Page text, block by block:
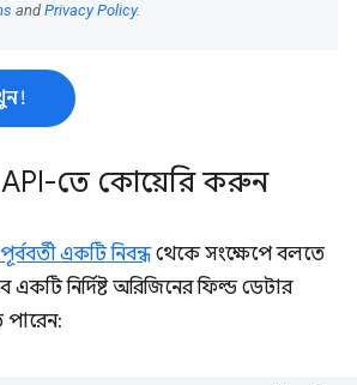
API-তে কোয়েরি করুন
একটি নিবন্ধথেকে সংক্ষেপে বলতে
নির্দিষ্ট অরিজিনের ফিল্ড ডেটার
পারেন: